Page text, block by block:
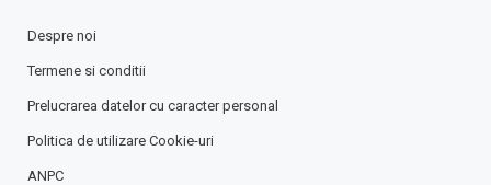
Despre noi
Termene si conditii
Prelucrarea datelor cu caracter personal
Politica de utilizare Cookie-uri
ANPC